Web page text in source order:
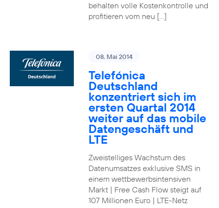
behalten volle Kostenkontrolle und
profitieren vom neu […]
08. Mai 2014
Telefónica
Deutschland
konzentriert sich im
ersten Quartal 2014
weiter auf das mobile
Datengeschäft und
LTE
Zweistelliges Wachstum des
Datenumsatzes exklusive SMS in
einem wettbewerbsintensiven
Markt | Free Cash Flow steigt auf
107 Millionen Euro | LTE-Netz